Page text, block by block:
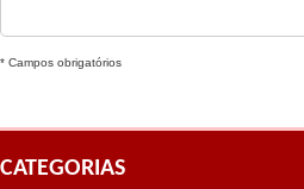
* Campos obrigatórios
CATEGORIAS